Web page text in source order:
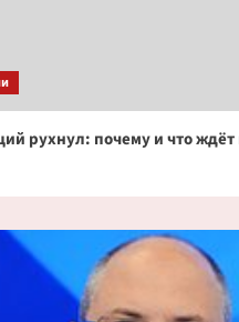
рухнул: почему и что ждёт